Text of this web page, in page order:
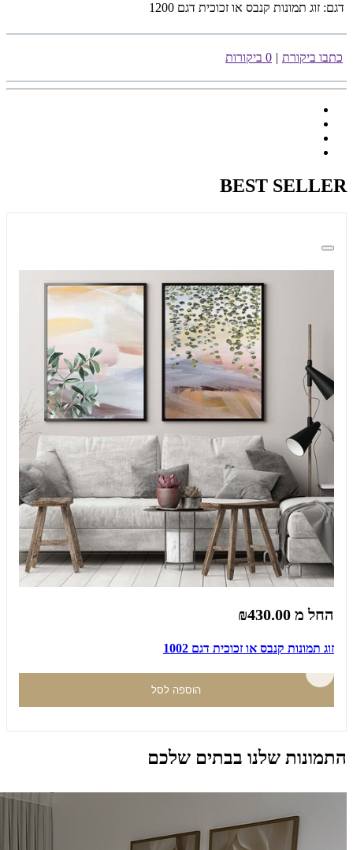
דגם: זוג תמונות קנבס או זכוכית דגם 1200
כתבו ביקורת | 0 ביקורות
BEST SELLER
החל מ ₪430.00
זוג תמונות קנבס או זכוכית דגם 1002
הוספה לסל
התמונות שלנו בבתים שלכם